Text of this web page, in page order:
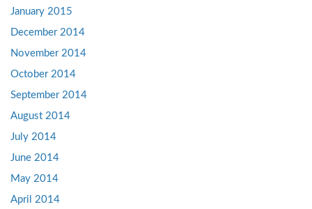
January 2015
December 2014
November 2014
October 2014
September 2014
August 2014
July 2014
June 2014
May 2014
April 2014